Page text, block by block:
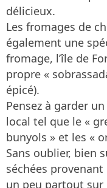
délicieux.
Les fromages de
également une
fromage, l’île de
propre «
épicé).
Pensez à garder
local tel que le «
bunyols » et les «
Sans oublier, bien
séchées
un peu partout sur